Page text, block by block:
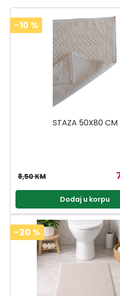
-10 %
STAZA 50X80 CM
8,50 KM
Dodaj u korpu
-20 %